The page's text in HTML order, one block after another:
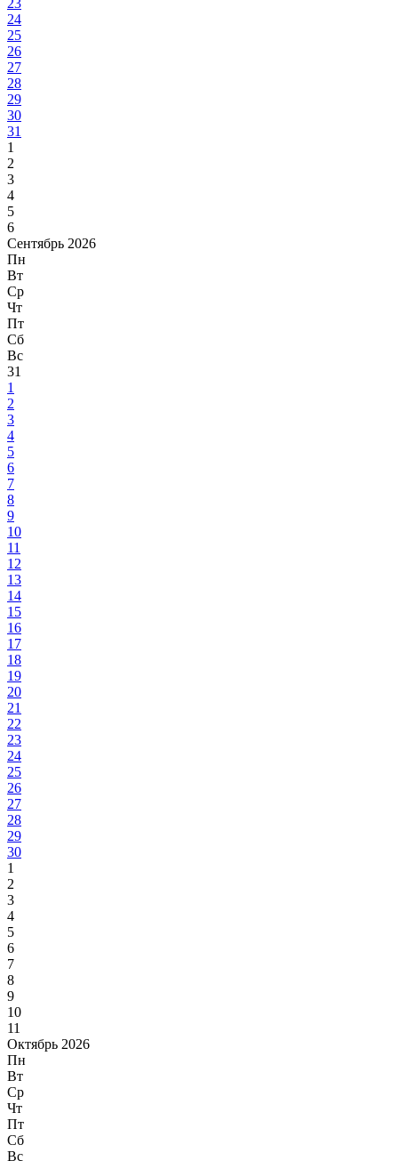
23
24
25
26
27
28
29
30
31
1
2
3
4
5
6
Сентябрь 2026
Пн
Вт
Ср
Чт
Пт
Сб
Вс
31
1
2
3
4
5
6
7
8
9
10
11
12
13
14
15
16
17
18
19
20
21
22
23
24
25
26
27
28
29
30
1
2
3
4
5
6
7
8
9
10
11
Октябрь 2026
Пн
Вт
Ср
Чт
Пт
Сб
Вс